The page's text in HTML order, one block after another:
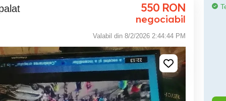
550 RON
negociabil
Valabil din 8/2/2026 2:44:44 PM